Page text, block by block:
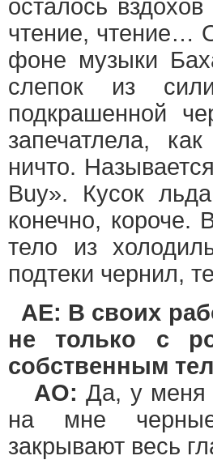
осталось
чтение, чтение…
фоне музыки
слепок из
подкрашенной
запечатлела,
ничто.
Buy». Кусок
конечно, короче.
тело из
подтеки чернил,
AE: В своих
не только с
собственным
АО: Да, у меня
на мне
закрывают весь